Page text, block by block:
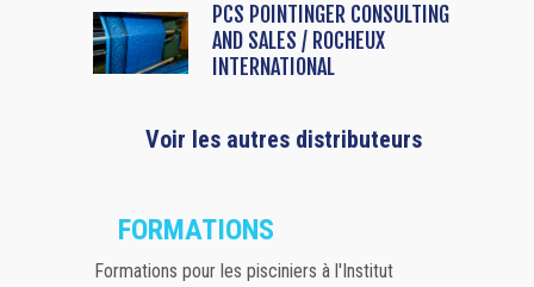
PCS POINTINGER CONSULTING
AND SALES / ROCHEUX
INTERNATIONAL
Voir les autres distributeurs
FORMATIONS
Formations pour les pisciniers à l'Institut